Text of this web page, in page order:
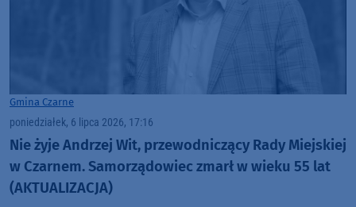
Gmina Czarne
poniedziałek, 6 lipca 2026, 17:16
Nie żyje Andrzej Wit, przewodniczący Rady Miejskiej
w Czarnem. Samorządowiec zmarł w wieku 55 lat
(AKTUALIZACJA)